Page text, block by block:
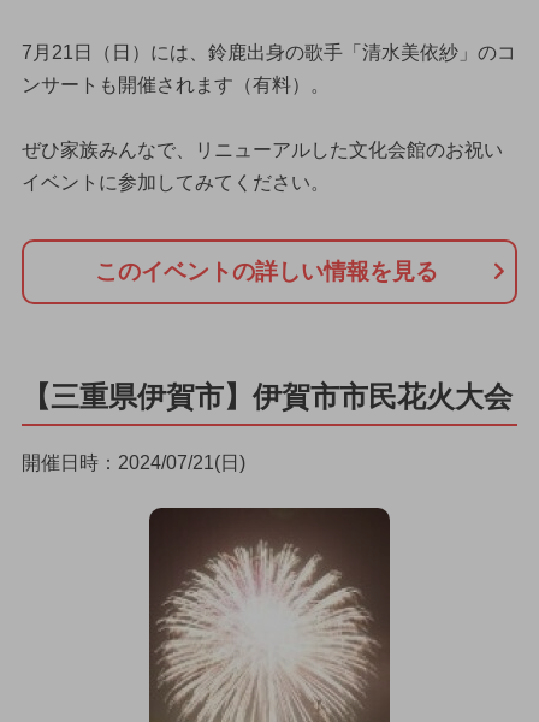
7月21日（日）には、鈴鹿出身の歌手「清水美依紗」のコ
ンサートも開催されます（有料）。
ぜひ家族みんなで、リニューアルした文化会館のお祝い
イベントに参加してみてください。
このイベントの詳しい情報を見る
【三重県伊賀市】伊賀市市民花火大会
開催日時：2024/07/21(日)